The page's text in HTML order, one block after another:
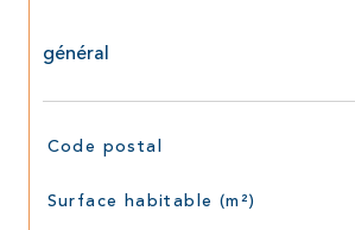
général
TRAD_SIROCCO_Caracteristique
Code postal
Surface habitable (m²)